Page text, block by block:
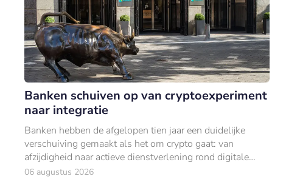
Banken schuiven op van cryptoexperiment
naar integratie
Banken hebben de afgelopen tien jaar een duidelijke
verschuiving gemaakt als het om crypto gaat: van
afzijdigheid naar actieve dienstverlening rond digitale
activa.
06 augustus 2026